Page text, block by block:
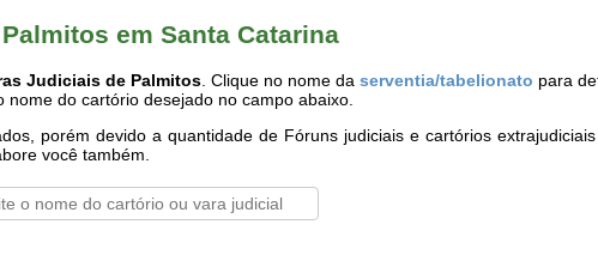
em Santa Catarina
Judiciais de Palmitos . Clique no nome daserventia/tabelionato para
nome do cartório desejado no campo abaixo.
porém devido a quantidade de Fóruns judiciais e cartórios
você também.